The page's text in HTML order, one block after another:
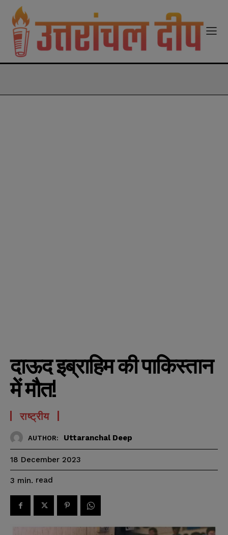
दाऊद इब्राहिम की पाकिस्तान
में मौत!
राष्ट्रीय
AUTHOR: Uttaranchal Deep
18 December 2023
3 min. read